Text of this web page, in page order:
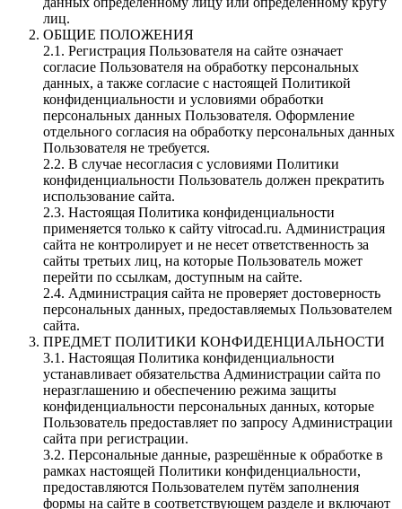
лиц.
ОБЩИЕ ПОЛОЖЕНИЯ
2.1. Регистрация Пользователя на сайте означает
согласие Пользователя на обработку персональных
данных, а также согласие с настоящей Политикой
конфиденциальности и условиями обработки
персональных данных Пользователя. Оформление
отдельного согласия на обработку персональных данных
Пользователя не требуется.
2.2. В случае несогласия с условиями Политики
конфиденциальности Пользователь должен прекратить
использование сайта.
2.3. Настоящая Политика конфиденциальности
применяется только к сайту vitrocad.ru. Администрация
сайта не контролирует и не несет ответственность за
сайты третьих лиц, на которые Пользователь может
перейти по ссылкам, доступным на сайте.
2.4. Администрация сайта не проверяет достоверность
персональных данных, предоставляемых Пользователем
сайта.
ПРЕДМЕТ ПОЛИТИКИ КОНФИДЕНЦИАЛЬНОСТИ
3.1. Настоящая Политика конфиденциальности
устанавливает обязательства Администрации сайта по
неразглашению и обеспечению режима защиты
конфиденциальности персональных данных, которые
Пользователь предоставляет по запросу Администрации
сайта при регистрации.
3.2. Персональные данные, разрешённые к обработке в
рамках настоящей Политики конфиденциальности,
предоставляются Пользователем путём заполнения
формы на сайте в соответствующем разделе и включают